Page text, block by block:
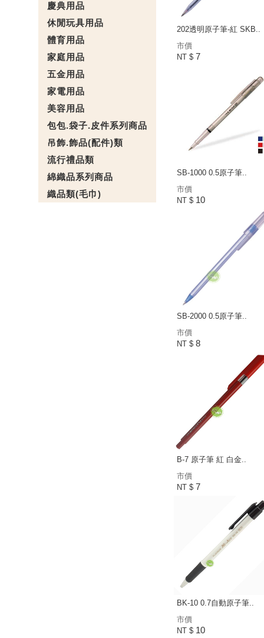
慶典用品
休閒玩具用品
體育用品
家庭用品
五金用品
家電用品
美容用品
包包.袋子.皮件系列商品
吊飾.飾品(配件)類
流行禮品類
綿織品系列商品
織品類(毛巾)
202透明原子筆-紅 SKB..
市價
NT $ 7
SB-1000 0.5原子筆..
市價
NT $ 10
SB-2000 0.5原子筆..
市價
NT $ 8
B-7 原子筆 紅 白金..
市價
NT $ 7
BK-10 0.7自動原子筆..
市價
NT $ 10